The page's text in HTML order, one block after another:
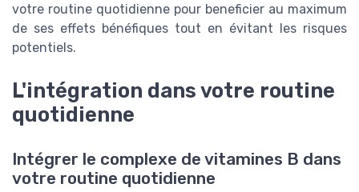
votre routine quotidienne pour beneficier au maximum
de ses effets bénéfiques tout en évitant les risques
potentiels.
L'intégration dans votre routine
quotidienne
Intégrer le complexe de vitamines B dans
votre routine quotidienne